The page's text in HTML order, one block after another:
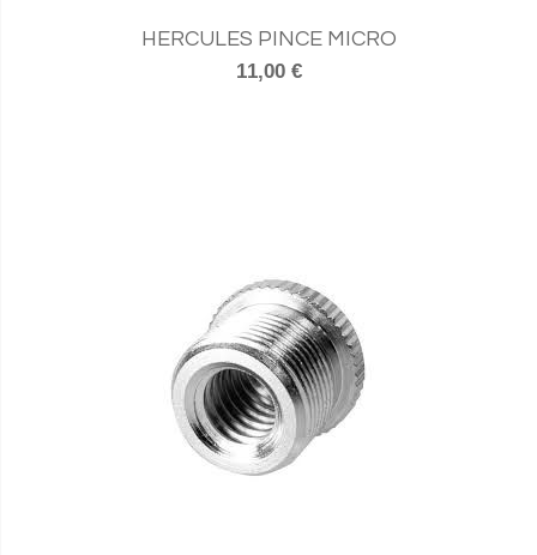
HERCULES PINCE MICRO
11,00 €